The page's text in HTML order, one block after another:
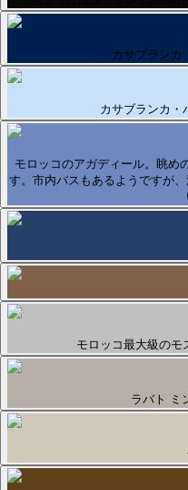
カサブランカ
カサブランカ・
モロッコのアガディール。眺め
す。市内バスもあるようですが
モロッコ最大級のモ
ラ